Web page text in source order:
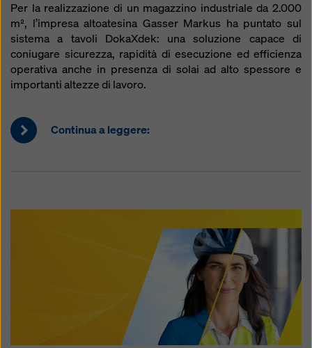
Per la realizzazione di un magazzino industriale da 2.000
m², l’impresa altoatesina Gasser Markus ha puntato sul
sistema a tavoli DokaXdek: una soluzione capace di
coniugare sicurezza, rapidità di esecuzione ed efficienza
operativa anche in presenza di solai ad alto spessore e
importanti altezze di lavoro.
Continua a leggere: